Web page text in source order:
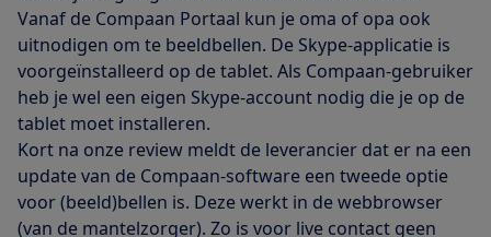
Vanaf de Compaan Portaal kun je oma of opa ook
uitnodigen om te beeldbellen. De Skype-applicatie is
voorgeïnstalleerd op de tablet. Als Compaan-gebruiker
heb je wel een eigen Skype-account nodig die je op de
tablet moet installeren.
Kort na onze review meldt de leverancier dat er na een
update van de Compaan-software een tweede optie
voor (beeld)bellen is. Deze werkt in de webbrowser
(van de mantelzorger). Zo is voor live contact geen